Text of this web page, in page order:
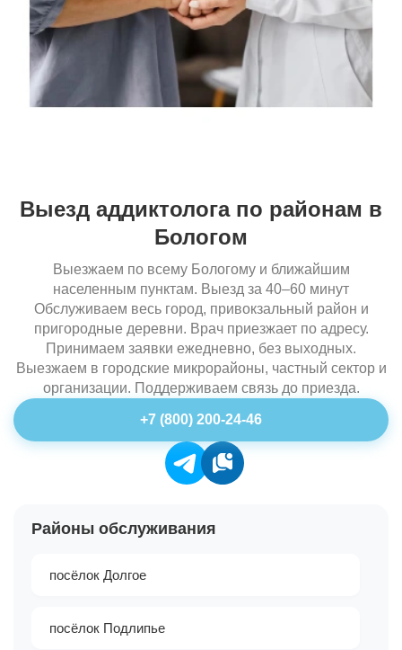
Выезд аддиктолога по районам в
Бологом
Выезжаем по всему Бологому и ближайшим
населенным пунктам. Выезд за 40–60 минут
Обслуживаем весь город, привокзальный район и
пригородные деревни. Врач приезжает по адресу.
Принимаем заявки ежедневно, без выходных.
Выезжаем в городские микрорайоны, частный сектор и
организации. Поддерживаем связь до приезда.
+7 (800) 200-24-46
Районы обслуживания
посёлок Долгое
посёлок Подлипье